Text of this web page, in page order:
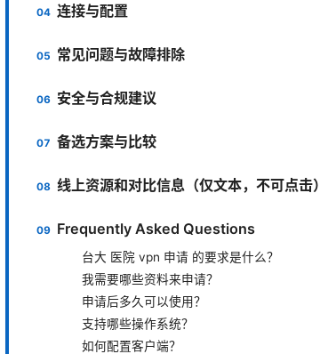
连接与配置
常见问题与故障排除
安全与合规建议
备选方案与比较
线上资源和对比信息（仅文本，不可点击）
Frequently Asked Questions
台大 医院 vpn 申请 的要求是什么？
我需要哪些资料来申请？
申请后多久可以使用？
支持哪些操作系统？
如何配置客户端？